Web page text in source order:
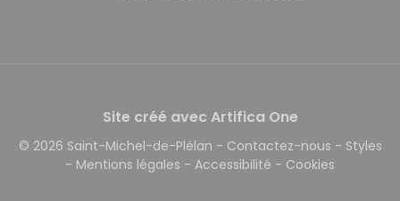
Site créé avec Artifica One
© 2026 Saint-Michel-de-Plélan - Contactez-nous - Styles
- Mentions légales - Accessibilité - Cookies